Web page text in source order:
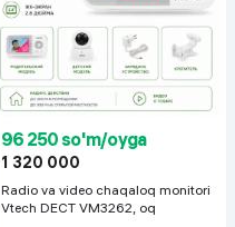
96 250 so'm/oyga
1 320 000
Radio va video chaqaloq monitori
Vtech DECT VM3262, oq